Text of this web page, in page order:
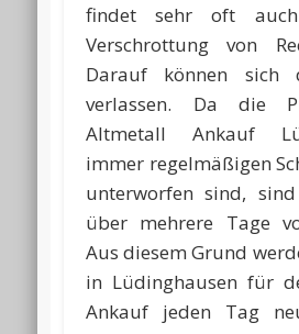
findet sehr oft
Verschrottung von
Darauf können sich
verlassen. Da die
Altmetall Ankauf
immer regelmäßigen
unterworfen sind,
über mehrere Tage
Aus diesem Grund
in Lüdinghausen für
Ankauf jeden Tag